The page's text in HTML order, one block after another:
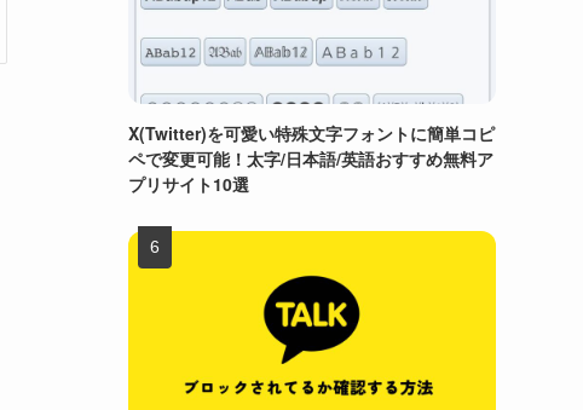
X(Twitter)を可愛い特殊文字フォントに簡単コピ
ペで変更可能！太字/日本語/英語おすすめ無料ア
プリサイト10選